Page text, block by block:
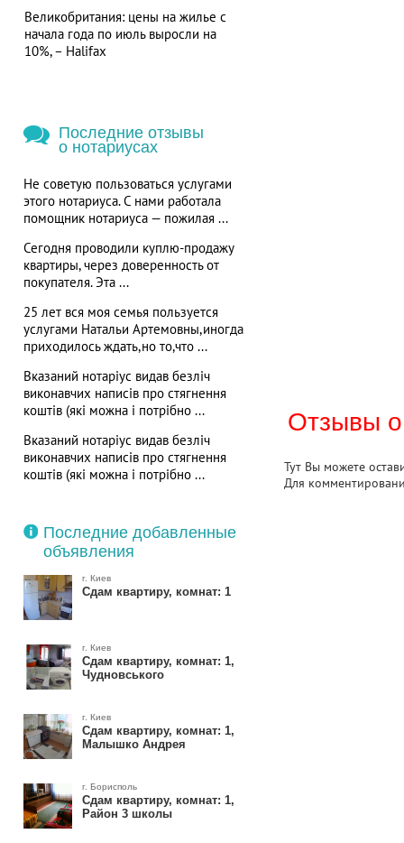
Великобритания: цены на жилье с
начала года по июль выросли на
10%, – Halifax
Последние отзывы
о нотариусах
Не советую пользоваться услугами
этого нотариуса. С нами работала
помощник нотариуса — пожилая ...
Сегодня проводили куплю-продажу
квартиры, через доверенность от
покупателя. Эта ...
25 лет вся моя семья пользуется
услугами Натальи Артемовны,иногда
приходилось ждать,но то,что ...
Вказаний нотаріус видав безліч
виконавчих написів про стягнення
коштів (які можна і потрібно ...
Вказаний нотаріус видав безліч
виконавчих написів про стягнення
коштів (які можна і потрібно ...
Последние добавленные
объявления
г. Киев
Сдам квартиру, комнат: 1
г. Киев
Сдам квартиру, комнат: 1,
Чудновського
г. Киев
Сдам квартиру, комнат: 1,
Малышко Андрея
г. Борисполь
Сдам квартиру, комнат: 1,
Район 3 школы
Отзывы о
Тут Вы можете
Для